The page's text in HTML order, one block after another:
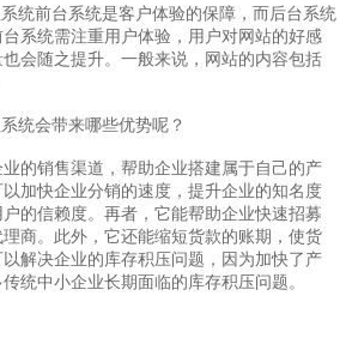
统前台系统是客户体验的保障，而后台系统
系统需注重用户体验，用户对网站的好感
会随之提升。一般来说，网站的内容包括
统会带来哪些优势呢？
的销售渠道，帮助企业搭建属于自己的产
加快企业分销的速度，提升企业的知名度
的信赖度。再者，它能帮助企业快速招募
商。此外，它还能缩短货款的账期，使货
解决企业的库存积压问题，因为加快了产
统中小企业长期面临的库存积压问题。